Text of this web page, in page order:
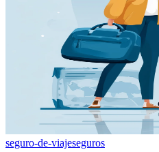
seguro-de-viajeseguros